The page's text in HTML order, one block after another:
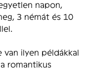
napon,
3 némát és 10
ilyen példákkal
romantikus